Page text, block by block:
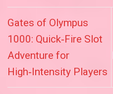
Gates of Olympus
1000: Quick‑Fire Slot
Adventure for
High‑Intensity Players